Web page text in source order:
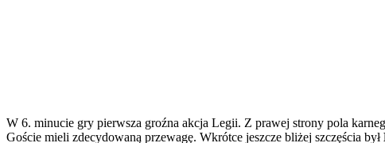
W 6. minucie gry pierwsza groźna akcja Legii. Z prawej strony pola
Goście mieli zdecydowaną przewagę. Wkrótce jeszcze bliżej szczęścia był